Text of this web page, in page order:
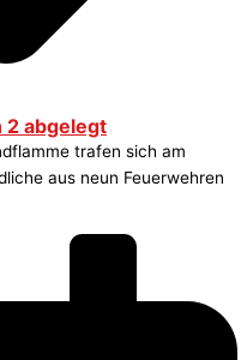
2 abgelegt
trafen sich am
aus neun Feuerwehren